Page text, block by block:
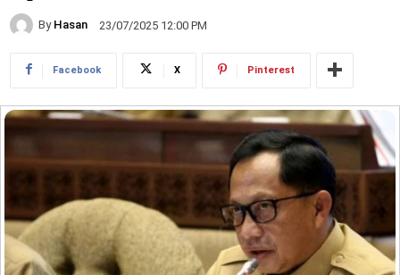
By Hasan 23/07/2025 12:00 PM
Facebook X Pinterest